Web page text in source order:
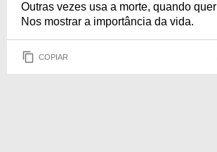
Outras vezes usa a morte, quando quer
Nos mostrar a importância da vida.
COPIAR